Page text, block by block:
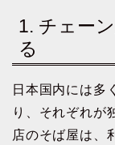
1. チェー
る
日本国内には多
り、それぞれが
店のそば屋は、